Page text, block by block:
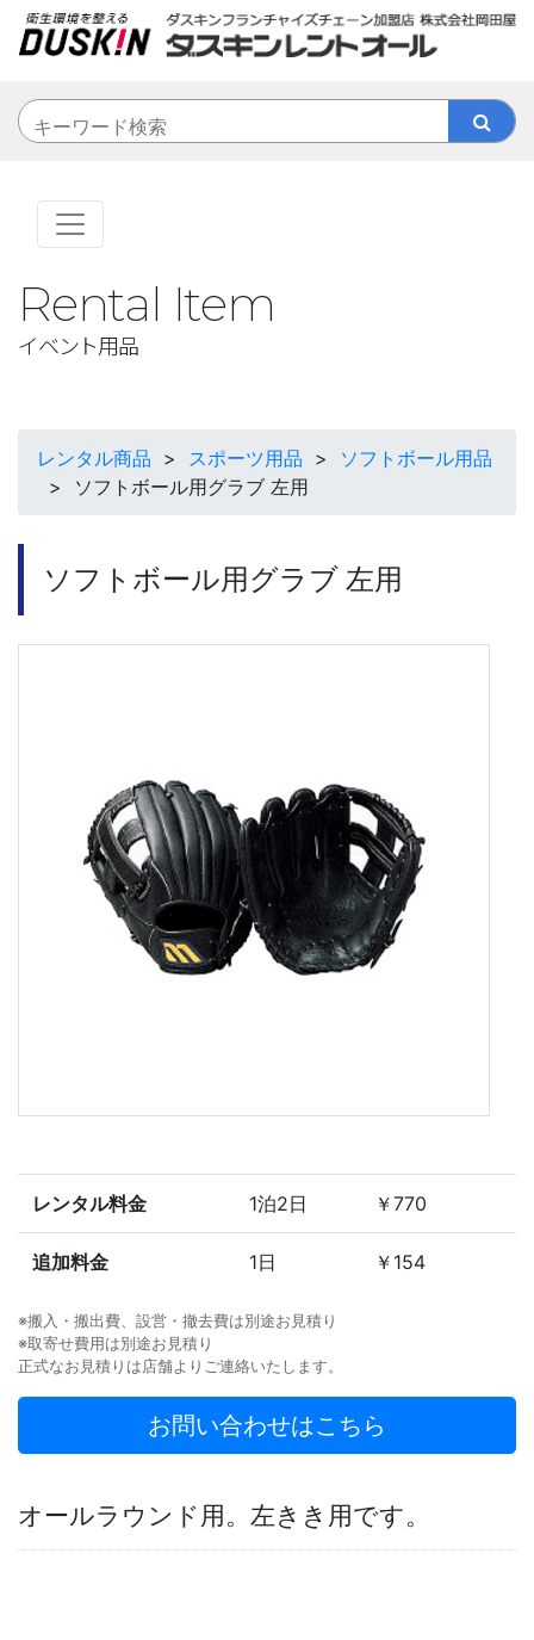
Rental Item
イベント用品
レンタル商品 > スポーツ用品 > ソフトボール用品
> ソフトボール用グラブ 左用
ソフトボール用グラブ 左用
レンタル料金 1泊2日 ￥770
追加料金 1日 ￥154
※搬入・搬出費、設営・撤去費は別途お見積り
※取寄せ費用は別途お見積り
正式なお見積りは店舗よりご連絡いたします。
お問い合わせはこちら
オールラウンド用。左きき用です。